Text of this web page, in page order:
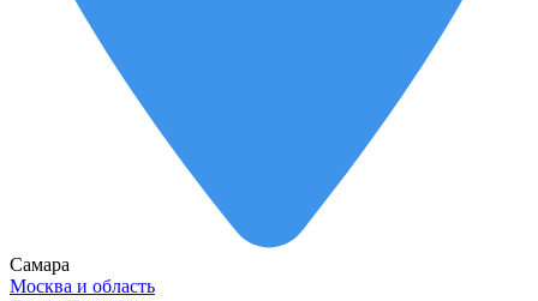
Самара
Москва и область